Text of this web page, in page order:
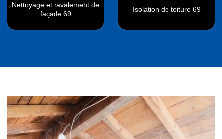
Nettoyage et ravalement de
façade 69
Isolation de toiture 69